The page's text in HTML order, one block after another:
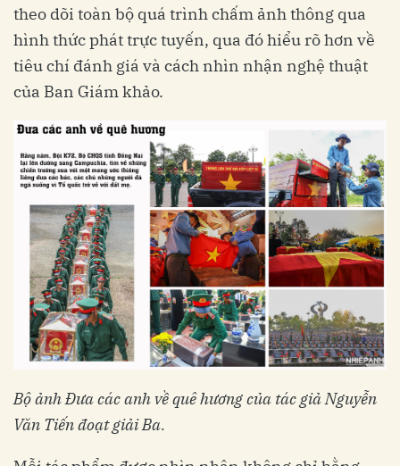
theo dõi toàn bộ quá trình chấm ảnh thông qua
hình thức phát trực tuyến, qua đó hiểu rõ hơn về
tiêu chí đánh giá và cách nhìn nhận nghệ thuật
của Ban Giám khảo.
Bộ ảnh Đưa các anh về quê hương của tác giả Nguyễn
Văn Tiến đoạt giải Ba.